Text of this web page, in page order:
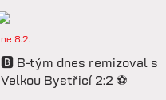
ne 8.2.
🅱️ B-tým dnes remizoval s
Velkou Bystřicí 2:2 ⚽️